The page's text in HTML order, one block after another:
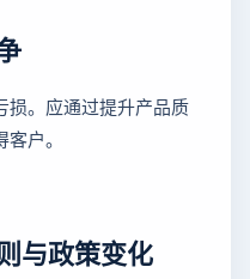
损。应通过提升产品质
户。
与政策变化